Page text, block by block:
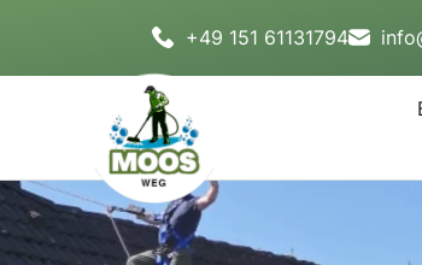
+49 151 61131794